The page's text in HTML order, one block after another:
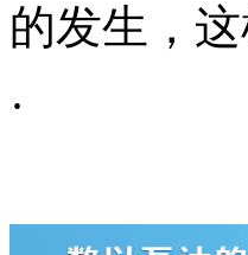
的发生，
·